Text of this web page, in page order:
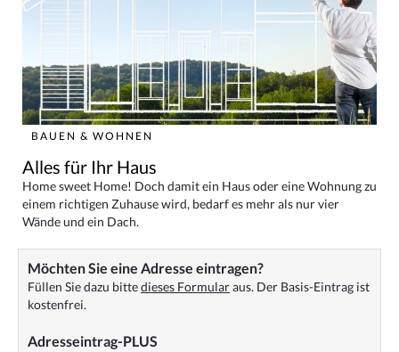
BAUEN & WOHNEN
Alles für Ihr Haus
Home sweet Home! Doch damit ein Haus oder eine Wohnung zu
einem richtigen Zuhause wird, bedarf es mehr als nur vier
Wände und ein Dach.
Möchten Sie eine Adresse eintragen?
Füllen Sie dazu bittedieses Formularaus. Der Basis-Eintrag ist
kostenfrei.
Adresseintrag-PLUS